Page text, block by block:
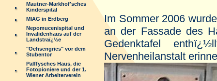
Mautner-Markhof'sches
Kinderspital
MIAG in Erdberg
Nepomucenispital und
Invalidenhaus auf der
Landstraï¿½e
"Ochsengries" vor dem
Stubentor
Palffysches Haus, die
Fotopioniere und der 1.
Wiener Arbeiterverein
Im Sommer 2006
an der Fassade des
Gedenktafel
Nervenheilanstalt